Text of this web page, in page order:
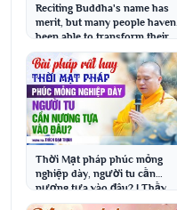
Reciting Buddha's name has
merit, but many people haven't
been able to transform their
karma beca...
Thời Mạt pháp phúc mỏng
nghiệp dày, người tu cần
nương tựa vào đâu? | Thầy
Thích Đạo Thịnh